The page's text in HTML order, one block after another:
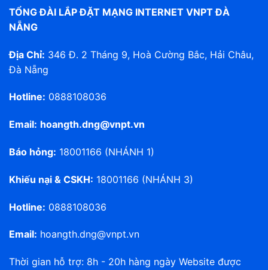
TỔNG ĐÀI LẮP ĐẶT MẠNG INTERNET VNPT ĐÀ
NẴNG
Địa Chỉ: 346 Đ. 2 Tháng 9, Hoà Cường Bắc, Hải Châu,
Đà Nẵng
Hotline: 0888108036
Email: hoangth.dng@vnpt.vn
Báo hỏng: 18001166 (NHÁNH 1)
Khiếu nại & CSKH: 18001166 (NHÁNH 3)
Hotline: 0888108036
Email: hoangth.dng@vnpt.vn
Thời gian hỗ trợ: 8h - 20h hàng ngày Website được